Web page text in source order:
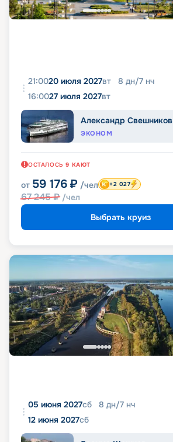
21:0020 июля 2027вт 8 дн/7 нч
16:0027 июля 2027вт
Александр Свешников
ЭКОНОМ
ОСТАЛОСЬ 9 КАЮТ
от 59 176 ₽ /чел
67 245₽ /чел
+2 027
Выбрать круиз
05 июня 2027сб 8 дн/7 нч
12 июня 2027сб